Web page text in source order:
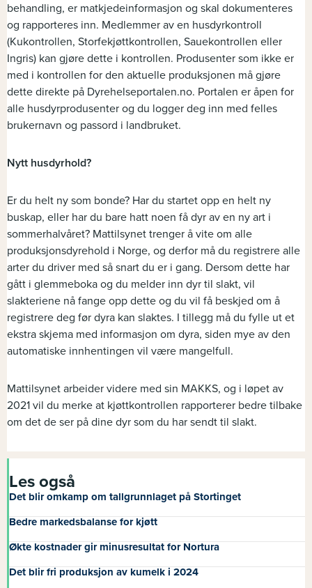
behandling, er matkjedeinformasjon og skal dokumenteres
og rapporteres inn. Medlemmer av en husdyrkontroll
(Kukontrollen, Storfekjøttkontrollen, Sauekontrollen eller
Ingris) kan gjøre dette i kontrollen. Produsenter som ikke er
med i kontrollen for den aktuelle produksjonen må gjøre
dette direkte på Dyrehelseportalen.no. Portalen er åpen for
alle husdyrprodusenter og du logger deg inn med felles
brukernavn og passord i landbruket.
Nytt husdyrhold?
Er du helt ny som bonde? Har du startet opp en helt ny
buskap, eller har du bare hatt noen få dyr av en ny art i
sommerhalvåret? Mattilsynet trenger å vite om alle
produksjonsdyrehold i Norge, og derfor må du registrere alle
arter du driver med så snart du er i gang. Dersom dette har
gått i glemmeboka og du melder inn dyr til slakt, vil
slakteriene nå fange opp dette og du vil få beskjed om å
registrere deg før dyra kan slaktes. I tillegg må du fylle ut et
ekstra skjema med informasjon om dyra, siden mye av den
automatiske innhentingen vil være mangelfull.
Mattilsynet arbeider videre med sin MAKKS, og i løpet av
2021 vil du merke at kjøttkontrollen rapporterer bedre tilbake
om det de ser på dine dyr som du har sendt til slakt.
Les også
Det blir omkamp om tallgrunnlaget på Stortinget
Bedre markedsbalanse for kjøtt
Økte kostnader gir minusresultat for Nortura
Det blir fri produksjon av kumelk i 2024